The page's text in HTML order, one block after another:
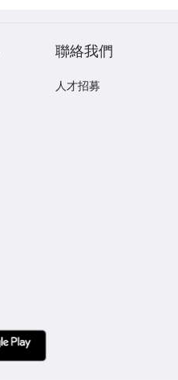
聯絡我們
人才招募